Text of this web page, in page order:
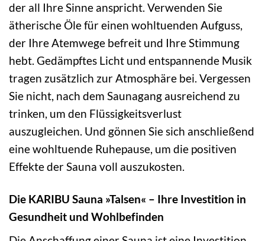
der all Ihre Sinne anspricht. Verwenden Sie
ätherische Öle für einen wohltuenden Aufguss,
der Ihre Atemwege befreit und Ihre Stimmung
hebt. Gedämpftes Licht und entspannende Musik
tragen zusätzlich zur Atmosphäre bei. Vergessen
Sie nicht, nach dem Saunagang ausreichend zu
trinken, um den Flüssigkeitsverlust
auszugleichen. Und gönnen Sie sich anschließend
eine wohltuende Ruhepause, um die positiven
Effekte der Sauna voll auszukosten.
Die KARIBU Sauna »Talsen« – Ihre Investition in
Gesundheit und Wohlbefinden